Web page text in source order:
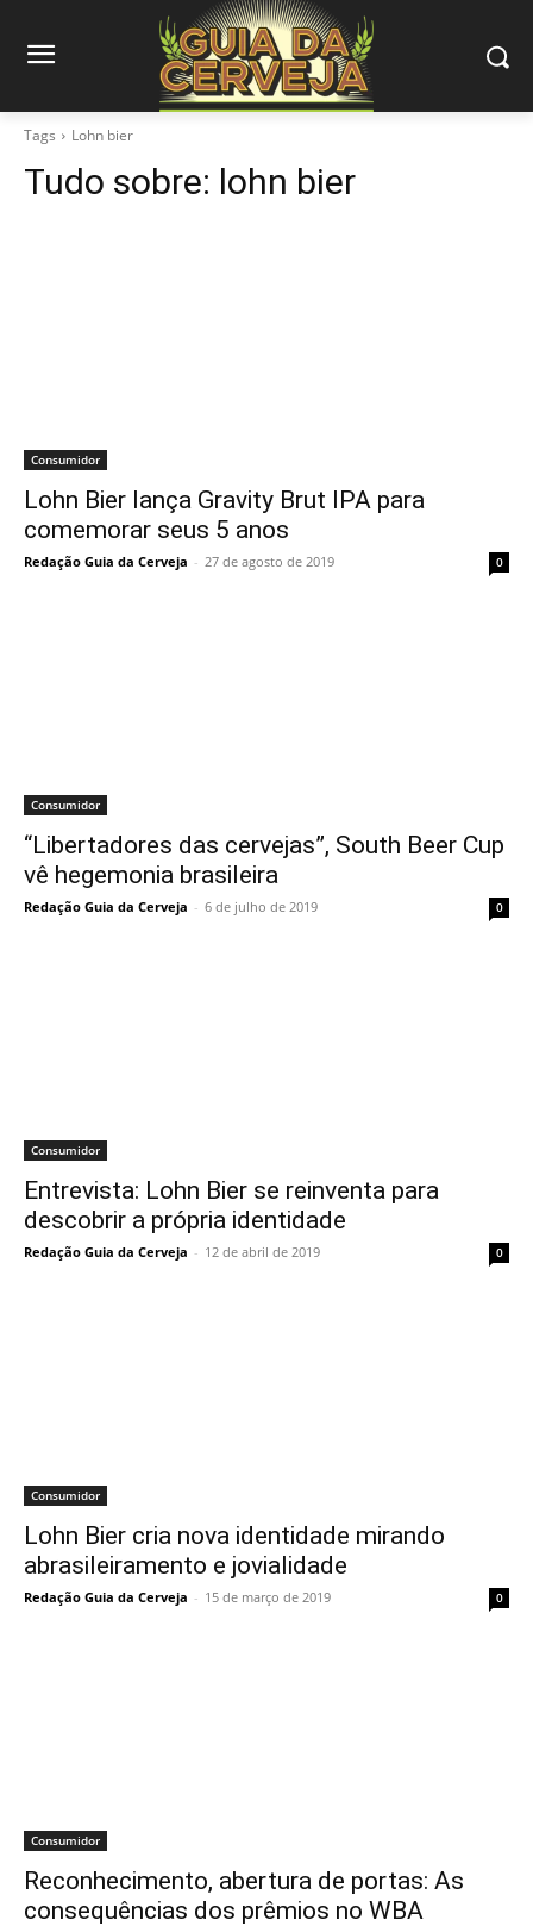
Tags Lohn bier
Tudo sobre: lohn bier
Consumidor
Lohn Bier lança Gravity Brut IPA para
comemorar seus 5 anos
Redação Guia da Cerveja - 27 de agosto de 2019 0
Consumidor
“Libertadores das cervejas”, South Beer Cup
vê hegemonia brasileira
Redação Guia da Cerveja - 6 de julho de 2019 0
Consumidor
Entrevista: Lohn Bier se reinventa para
descobrir a própria identidade
Redação Guia da Cerveja - 12 de abril de 2019 0
Consumidor
Lohn Bier cria nova identidade mirando
abrasileiramento e jovialidade
Redação Guia da Cerveja - 15 de março de 2019 0
Consumidor
Reconhecimento, abertura de portas: As
consequências dos prêmios no WBA